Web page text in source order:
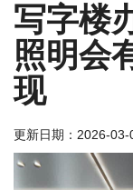
写字楼
照明会
现
更新日期： 2026-03-